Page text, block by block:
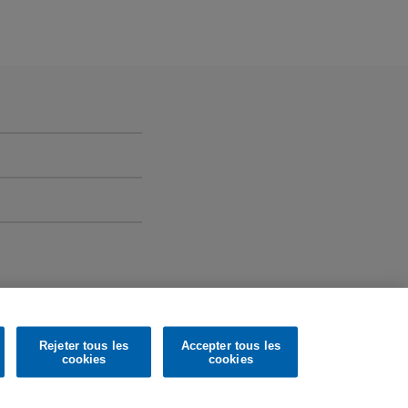
Records Limited. All rights reserved.
Rejeter tous les
cookies
Accepter tous les
cookies